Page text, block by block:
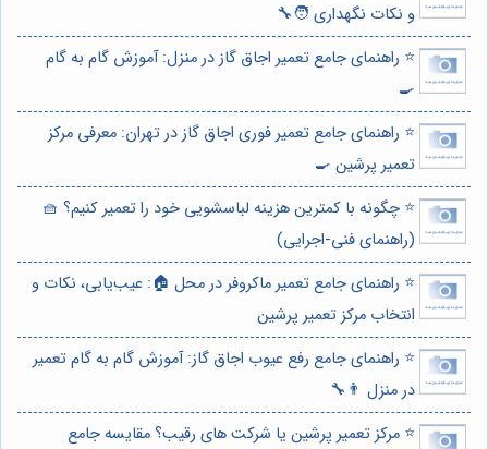
و نکات نگهداری 🧑‍🔧
⭐️ راهنمای جامع تعمیر اجاق گاز در منزل: آموزش گام به گام
🍳
⭐️ راهنمای جامع تعمیر فوری اجاق گاز در تهران: معرفی مرکز
تعمیر پرشین 🍳
⭐️ چگونه با کمترین هزینه لباسشویی خود را تعمیر کنیم؟ 🧺
(راهنمای فنی-اجرایی)
⭐️ راهنمای جامع تعمیر ماکروفر در محل 🏠: عیب‌یابی، نکات و
انتخاب مرکز تعمیر پرشین
⭐️ راهنمای جامع رفع عیوب اجاق گاز: آموزش گام به گام تعمیر
در منزل 👨‍🔧
⭐️ مرکز تعمیر پرشین یا شرکت های رقیب؟ مقایسه جامع